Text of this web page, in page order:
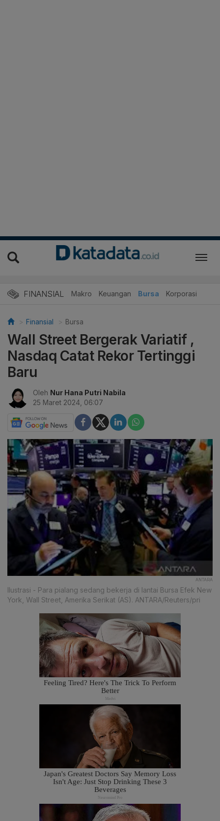
FINANSIAL Makro Keuangan Bursa Korporasi
Finansial Bursa
Wall Street Bergerak Variatif ,
Nasdaq Catat Rekor Tertinggi
Baru
Oleh Nur Hana Putri Nabila
25 Maret 2024, 06:07
ANTARA
Ilustrasi - Para pialang sedang bekerja di lantai Bursa Efek New
York, Wall Street, Amerika Serikat (AS). ANTARA/Reuters/pri